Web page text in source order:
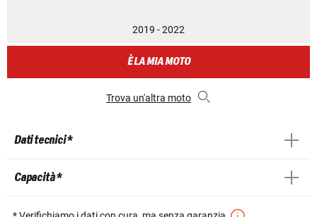
2019 - 2022
È LA MIA MOTO
Trova un'altra moto
Dati tecnici *
Capacità *